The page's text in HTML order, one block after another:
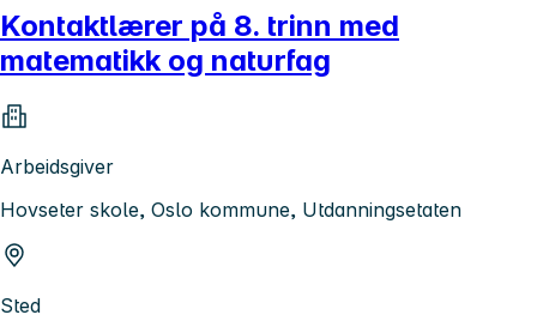
Kontaktlærer på 8. trinn med
matematikk og naturfag
Arbeidsgiver
Hovseter skole, Oslo kommune, Utdanningsetaten
Sted